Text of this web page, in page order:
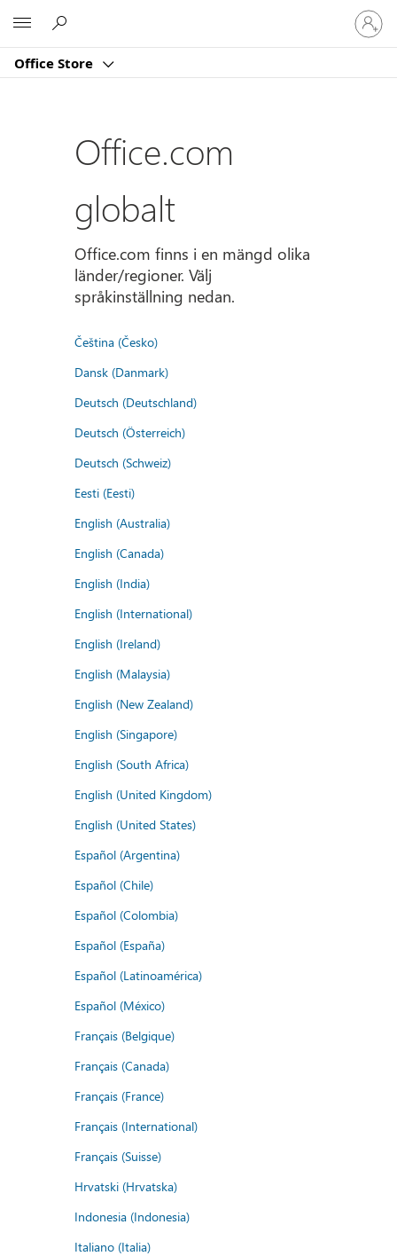
Office Store
Logga
in
på
konto
Office.com
globalt
Office.com finns i en mängd olika
länder/regioner. Välj
språkinställning nedan.
Čeština (Česko)
Dansk (Danmark)
Deutsch (Deutschland)
Deutsch (Österreich)
Deutsch (Schweiz)
Eesti (Eesti)
English (Australia)
English (Canada)
English (India)
English (International)
English (Ireland)
English (Malaysia)
English (New Zealand)
English (Singapore)
English (South Africa)
English (United Kingdom)
English (United States)
Español (Argentina)
Español (Chile)
Español (Colombia)
Español (España)
Español (Latinoamérica)
Español (México)
Français (Belgique)
Français (Canada)
Français (France)
Français (International)
Français (Suisse)
Hrvatski (Hrvatska)
Indonesia (Indonesia)
Italiano (Italia)